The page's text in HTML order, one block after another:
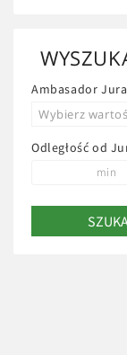
przystosowany
i wieczorne
widok
Ambasador
Wybierz
Odległość od